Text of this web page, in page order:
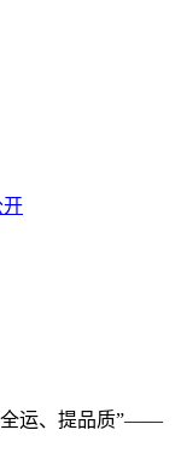
开
全运、提品质”——